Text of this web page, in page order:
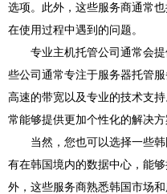
选项。此外，这些服务商通常
在使用过程中遇到的问题。
专业主机托管公司通常会
些公司通常专注于服务器托管
高速的带宽以及专业的技术支
常能够提供更加个性化的解决
当然，您也可以选择一些
有在韩国境内的数据中心，能
外，这些服务商熟悉韩国市场